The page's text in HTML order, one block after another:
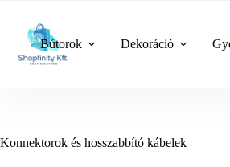
content
Bútorok Dekoráció
Konnektorok és hosszabbító kábelek